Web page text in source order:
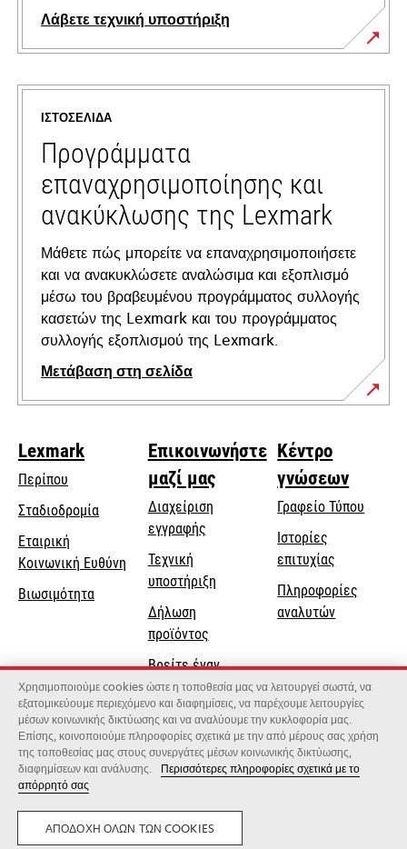
Λάβετε τεχνική υποστήριξη
opens
in
new
tab
ΙΣΤΟΣΕΛΊΔΑ
Προγράμματα
επαναχρησιμοποίησης και
ανακύκλωσης της Lexmark
Μάθετε πώς μπορείτε να επαναχρησιμοποιήσετε
και να ανακυκλώσετε αναλώσιμα και εξοπλισμό
μέσω του βραβευμένου προγράμματος συλλογής
κασετών της Lexmark και του προγράμματος
συλλογής εξοπλισμού της Lexmark.
Μετάβαση στη σελίδα
Lexmark
Περίπου
Σταδιοδρομία
Εταιρική
Κοινωνική Ευθύνη opens
new
Βιωσιμότητα
Επικοινωνήστε
μαζί μας
Διαχείριση
εγγραφής
Τεχνική
υποστήριξηopens
tab
Δήλωση
προϊόντος
Βρείτε έναν
αντιπρόσωπο
Κατάλογος
χονδρεμπόρων
Κέντρο
γνώσεων
Γραφείο Τύπου
Ιστορίες
επιτυχίας
Πληροφορίες
αναλυτών
Lexmark International, Inc., μια εταιρεία της Xerox
©2026 Με την επιφύλαξη παντός δικαιώματος.
Νομικός Μυστικότητα
Χρησιμοποιούμε cookies ώστε η τοποθεσία μας να λειτουργεί σωστά, να
εξατομικεύουμε περιεχόμενο και διαφημίσεις, να παρέχουμε λειτουργίες
μέσων κοινωνικής δικτύωσης και να αναλύουμε την κυκλοφορία μας.
Επίσης, κοινοποιούμε πληροφορίες σχετικά με την από μέρους σας χρήση
της τοποθεσίας μας στους συνεργάτες μέσων κοινωνικής δικτύωσης,
διαφημίσεων και ανάλυσης.
Περισσότερες πληροφορίες σχετικά με το
απόρρητό σας
ΑΠΟΔΟΧΉ ΌΛΩΝ ΤΩΝ COOKIES